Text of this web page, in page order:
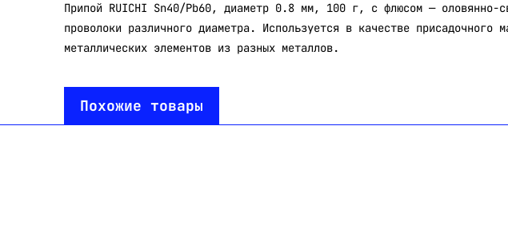
Припой RUICHI Sn40/Pb60, диаметр 0.8 мм, 100 г, с флюсом — оловянно-
проволоки различного диаметра. Используется в качестве присадочного
металлических элементов из разных металлов.
Похожие товары